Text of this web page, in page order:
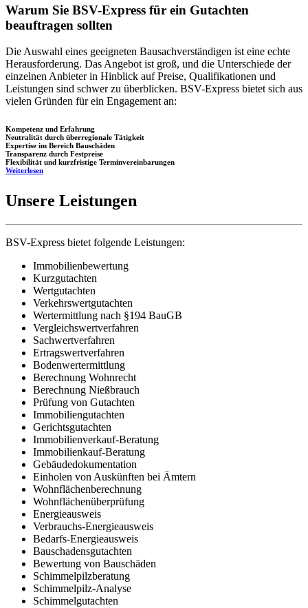
Warum Sie BSV-Express für ein Gutachten
beauftragen sollten
Die Auswahl eines geeigneten Bausachverständigen ist eine echte
Herausforderung. Das Angebot ist groß, und die Unterschiede der
einzelnen Anbieter in Hinblick auf Preise, Qualifikationen und
Leistungen sind schwer zu überblicken. BSV-Express bietet sich aus
vielen Gründen für ein Engagement an:
Kompetenz und Erfahrung
Neutralität durch überregionale Tätigkeit
Expertise im Bereich Bauschäden
Transparenz durch Festpreise
Flexibilität und kurzfristige Terminvereinbarungen
Weiterlesen
Unsere Leistungen
BSV-Express bietet folgende Leistungen:
Immobilienbewertung
Kurzgutachten
Wertgutachten
Verkehrswertgutachten
Wertermittlung nach §194 BauGB
Vergleichswertverfahren
Sachwertverfahren
Ertragswertverfahren
Bodenwertermittlung
Berechnung Wohnrecht
Berechnung Nießbrauch
Prüfung von Gutachten
Immobiliengutachten
Gerichtsgutachten
Immobilienverkauf-Beratung
Immobilienkauf-Beratung
Gebäudedokumentation
Einholen von Auskünften bei Ämtern
Wohnflächenberechnung
Wohnflächenüberprüfung
Energieausweis
Verbrauchs-Energieausweis
Bedarfs-Energieausweis
Bauschadensgutachten
Bewertung von Bauschäden
Schimmelpilzberatung
Schimmelpilz-Analyse
Schimmelgutachten